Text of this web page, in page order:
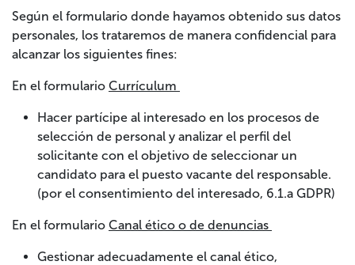
Según el formulario donde hayamos obtenido sus datos
personales, los trataremos de manera confidencial para
alcanzar los siguientes fines:
En el formulario Currículum
Hacer partícipe al interesado en los procesos de
selección de personal y analizar el perfil del
solicitante con el objetivo de seleccionar un
candidato para el puesto vacante del responsable.
(por el consentimiento del interesado, 6.1.a GDPR)
En el formulario Canal ético o de denuncias
Gestionar adecuadamente el canal ético,